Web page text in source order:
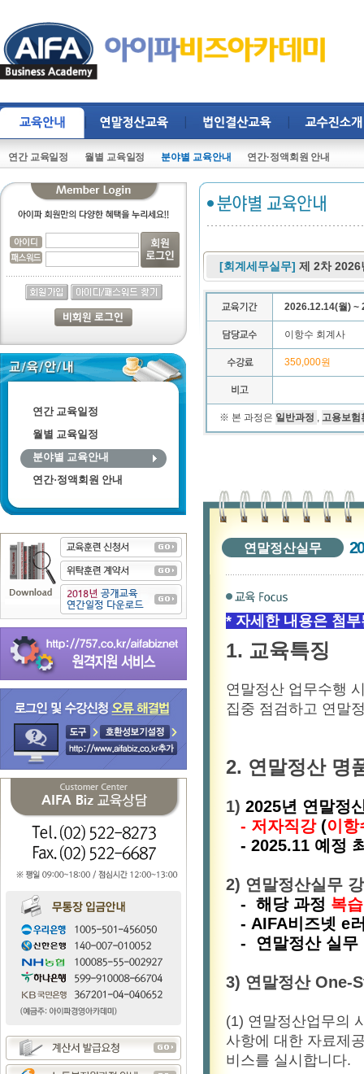
연간 교육일정 월별 교육일정 분야별 교육안내 연간·정액회원 안내
연간 교육일정
월별 교육일정
분야별 교육안내
연간·정액회원 안내